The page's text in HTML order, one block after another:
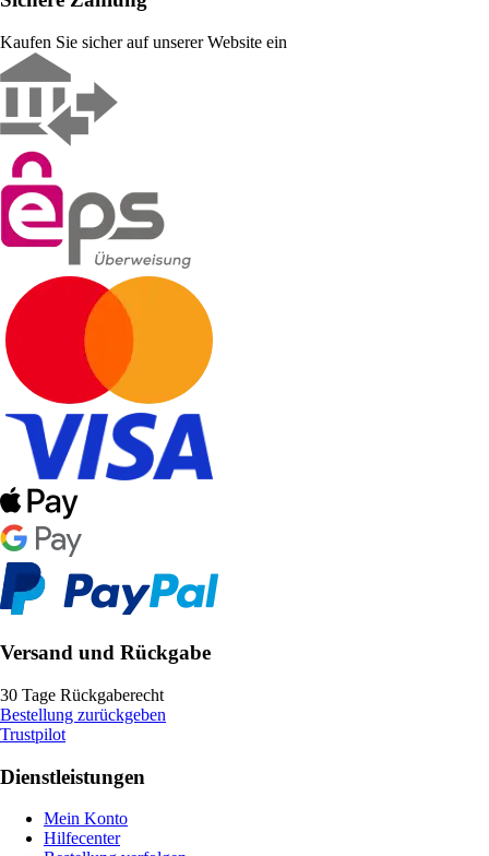
Kaufen Sie sicher auf unserer Website ein
Versand und Rückgabe
30 Tage Rückgaberecht
Bestellung zurückgeben
Trustpilot
Dienstleistungen
Mein Konto
Hilfecenter